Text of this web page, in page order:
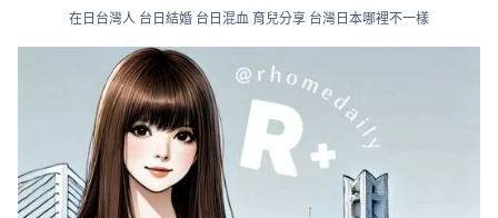
在日台灣人 台日結婚 台日混血 育兒分享 台灣日本哪裡不一樣